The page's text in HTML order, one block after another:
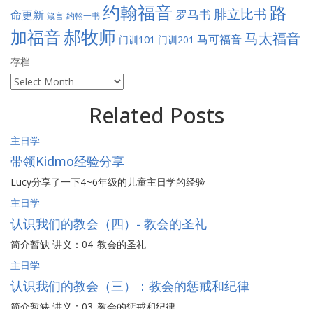
命更新 箴言 约翰一书 约翰福音 罗马书 腓立比书 路
加福音郝牧师 门训101 门训201 马可福音 马太福音
存档
存
档
Related Posts
主日学
带领Kidmo经验分享
Lucy分享了一下4~6年级的儿童主日学的经验
主日学
认识我们的教会（四）- 教会的圣礼
简介暂缺 讲义：04_教会的圣礼
主日学
认识我们的教会（三）：教会的惩戒和纪律